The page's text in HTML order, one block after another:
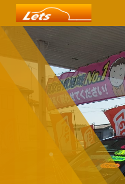
お問合せ
STOCK
車両
INSTAGRAM
インスタグラム